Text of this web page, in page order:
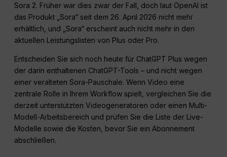
Sora 2. Früher war dies zwar der Fall, doch laut OpenAI ist
das Produkt „Sora“ seit dem 26. April 2026 nicht mehr
erhältlich, und „Sora“ erscheint auch nicht mehr in den
aktuellen Leistungslisten von Plus oder Pro.
Entscheiden Sie sich noch heute für ChatGPT Plus wegen
der darin enthaltenen ChatGPT-Tools – und nicht wegen
einer veralteten Sora-Pauschale. Wenn Video eine
zentrale Rolle in Ihrem Workflow spielt, vergleichen Sie die
derzeit unterstützten Videogeneratoren oder einen Multi-
Modell-Arbeitsbereich und prüfen Sie die Liste der Live-
Modelle sowie die Kosten, bevor Sie ein Abonnement
abschließen.